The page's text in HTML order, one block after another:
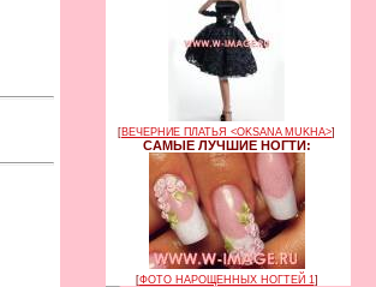
[ВЕЧЕРНИЕ ПЛАТЬЯ <OKSANA MUKHA>]
САМЫЕ ЛУЧШИЕ НОГТИ:
[ФОТО НАРОЩЕННЫХ НОГТЕЙ 1]